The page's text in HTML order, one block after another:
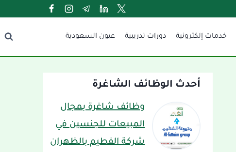
خدمات إلكترونية دورات تدريبية عيون السعودية
أحدث الوظائف الشاغرة
وظائف شاغرة بمجال
المبيعات للجنسين في
شركة الفطيم بالظهران